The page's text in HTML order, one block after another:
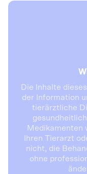
Die Inhalte
der Information
tierärztliche
Medikamenten
Ihren Tierarzt
nicht, die
ohne